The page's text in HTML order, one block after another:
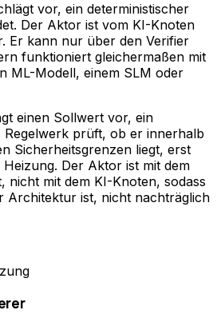
vor, ein deterministischer
Der Aktor ist vom KI-Knoten
Er kann nur über den Verifier
funktioniert gleichermaßen mit
ML-Modell, einem SLM oder
einen Sollwert vor, ein
Regelwerk prüft, ob er innerhalb
Sicherheitsgrenzen liegt, erst
Der Aktor ist mit dem
nicht mit dem KI-Knoten, sodass
Architektur ist, nicht nachträglich